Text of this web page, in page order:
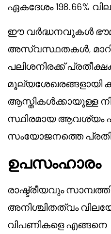
ഏകദേശം 198.66%
ഈ വർദ്ധനവുകൾ
അസ്വസ്ഥതകൾ,
പലിശനിരക്ക്
മൂല്യശേഖരങ്ങളായി
ആസ്തികൾക്കായുള്ള
സ്ഥിരമായ ആവശ്യം
സംയോജനത്തെ
ഉപസംഹാരം
രാഷ്ട്രീയവും
അനിശ്ചിതത്വം
വിപണികളെ എങ്ങനെ